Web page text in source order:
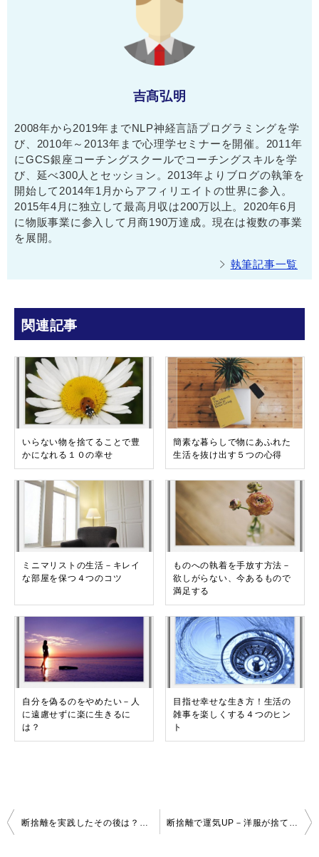
吉髙弘明
2008年から2019年までNLP神経言語プログラミングを学
び、2010年～2013年まで心理学セミナーを開催。2011年
にGCS銀座コーチングスクールでコーチングスキルを学
び、延べ300人とセッション。2013年よりブログの執筆を
開始して2014年1月からアフィリエイトの世界に参入。
2015年4月に独立して最高月収は200万以上。2020年6月
に物販事業に参入して月商190万達成。現在は複数の事業
を展開。
執筆記事一覧
関連記事
いらない物を捨てることで豊
かになれる１０の幸せ
簡素な暮らしで物にあふれた
生活を抜け出す５つの心得
ミニマリストの生活－キレイ
な部屋を保つ４つのコツ
ものへの執着を手放す方法－
欲しがらない、今あるもので
満足する
自分を偽るのをやめたい－人
に遠慮せずに楽に生きるに
は？
目指せ幸せな生き方！生活の
雑事を楽しくする４つのヒン
ト
投